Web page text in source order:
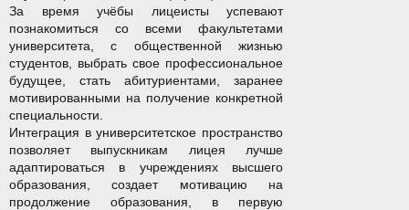
За время учёбы лицеисты успевают
познакомиться со всеми факультетами
университета, с общественной жизнью
студентов, выбрать свое профессиональное
будущее, стать абитуриентами, заранее
мотивированными на получение конкретной
специальности.
Интеграция в университетское пространство
позволяет выпускникам лицея лучше
адаптироваться в учреждениях высшего
образования, создает мотивацию на
продолжение образования, в первую